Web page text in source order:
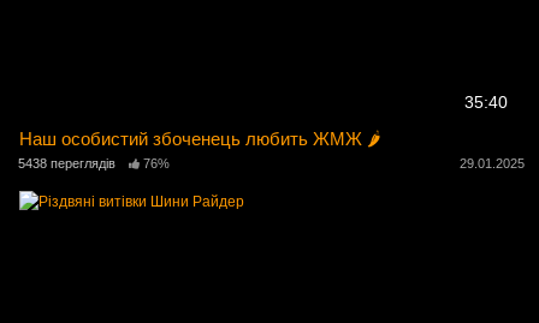
35:40
Наш особистий збоченець любить ЖМЖ 🌶️
5438 переглядів 76% 29.01.2025